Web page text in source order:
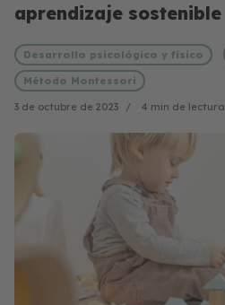
aprendizaje sostenible
Desarrollo psicológico y físico
Método Montessori
3 de octubre de 2023 4 min de lectura